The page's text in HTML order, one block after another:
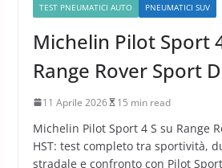
TEST PNEUMATICI AUTO PNEUMATICI SUV
Michelin Pilot Sport
Range Rover Sport
11 Aprile 2026 15 min read
Michelin Pilot Sport 4 S su Range
HST: test completo tra sportività,
stradale e confronto con Pilot